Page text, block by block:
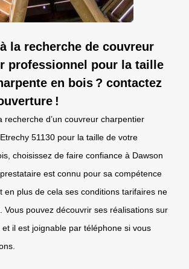
la recherche de couvreur
professionnel pour la taille
en bois ? contactez
!
recherche d’un couvreur charpentier
51130 pour la taille de votre
choisissez de faire confiance à Dawson
est connu pour sa compétence
en plus de cela ses conditions tarifaires ne
Vous pouvez découvrir ses réalisations sur
il est joignable par téléphone si vous